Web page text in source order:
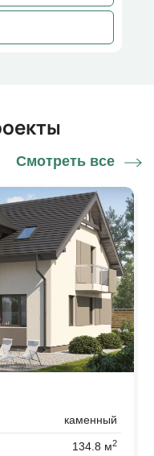
Смотреть все
каменный
134.8 м2